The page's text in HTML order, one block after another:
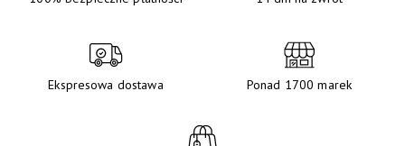
Ekspresowa dostawa Ponad 1700 marek